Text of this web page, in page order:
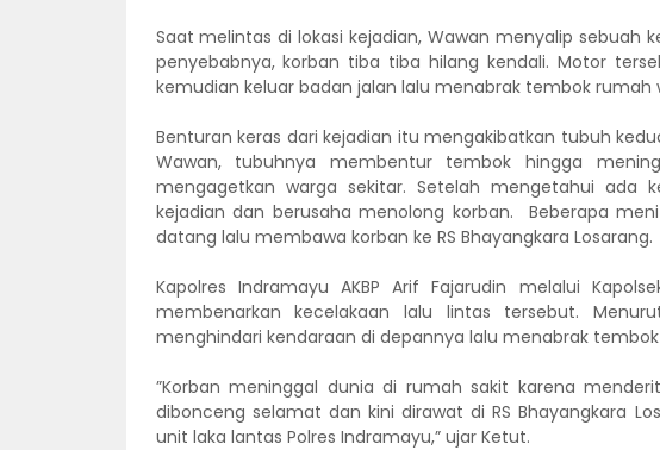
Saat melintas di lokasi kejadian, Wawan menyalip sebuah
penyebabnya, korban tiba tiba hilang kendali. Motor
kemudian keluar badan jalan lalu menabrak tembok rumah
Benturan keras dari kejadian itu mengakibatkan tubuh
Wawan, tubuhnya membentur tembok hingga
mengagetkan warga sekitar. Setelah mengetahui ada
kejadian dan berusaha menolong korban. Beberapa
datang lalu membawa korban ke RS Bhayangkara Losarang.
Kapolres Indramayu AKBP Arif Fajarudin melalui
membenarkan kecelakaan lalu lintas tersebut.
menghindari kendaraan di depannya lalu menabrak
”Korban meninggal dunia di rumah sakit karena
dibonceng selamat dan kini dirawat di RS Bhayangkara
unit laka lantas Polres Indramayu,” ujar Ketut.